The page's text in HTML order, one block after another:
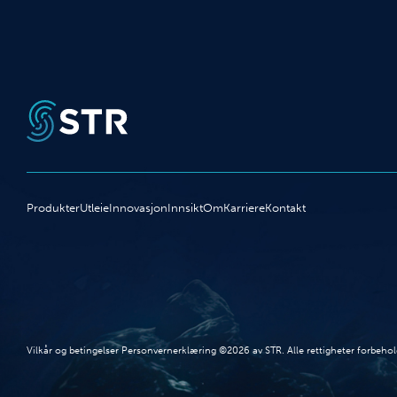
ProdukterUtleieInnovasjonInnsiktOmKarriereKontakt
Vilkår og betingelser Personvernerklæring ©2026 av STR. Alle rettigheter